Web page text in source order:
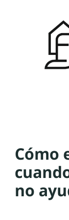
Cómo
no